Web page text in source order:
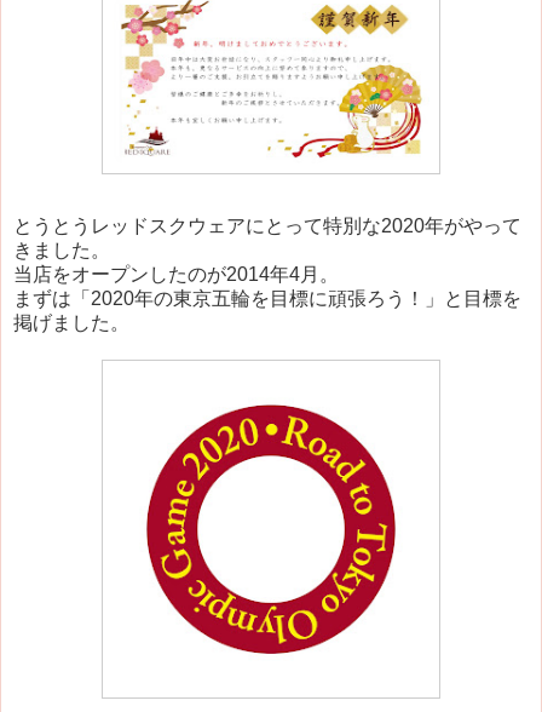
とうとう レッドスクウェアにとって特別な2020年がやって
きました。
当店をオープンしたのが2014年4月。
まずは「2020年の東京五輪を目標に頑張ろう！」と目標を
掲げました。